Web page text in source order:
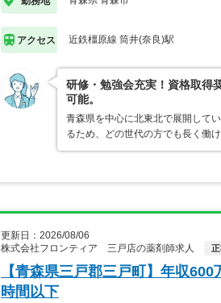
アクセス 近鉄橿原線 筒井(奈良)駅
研修・勉強会充実！資格取得
可能。
青森県を中心に北東北で展開して
るため、どの世代の方でも長く働
更新日：2026/08/06
株式会社フロンティア 三戸店の薬剤師求人
【青森県三戸郡三戸町】年収
時間以下